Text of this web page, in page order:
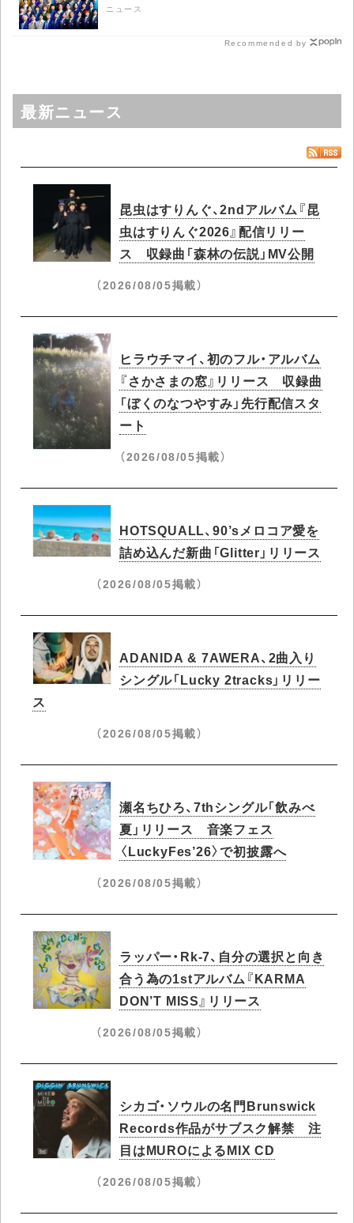
ニュース
Recommended by
最新ニュース
昆虫はすりんぐ、2ndアルバム『昆
虫はすりんぐ2026』配信リリー
ス 収録曲「森林の伝説」MV公開
（2026/08/05掲載）
ヒラウチマイ、初のフル・アルバム
『さかさまの窓』リリース 収録曲
「ぼくのなつやすみ」先行配信スタ
ート
（2026/08/05掲載）
HOTSQUALL、90’sメロコア愛を
詰め込んだ新曲「Glitter」リリース
（2026/08/05掲載）
ADANIDA & 7AWERA、2曲入り
シングル「Lucky 2tracks」リリー
ス
（2026/08/05掲載）
瀬名ちひろ、7thシングル「飲みべ
夏」リリース 音楽フェス
〈LuckyFes’26〉で初披露へ
（2026/08/05掲載）
ラッパー・Rk-7、自分の選択と向き
合う為の1stアルバム『KARMA
DON’T MISS』リリース
（2026/08/05掲載）
シカゴ・ソウルの名門Brunswick
Records作品がサブスク解禁 注
目はMUROによるMIX CD
（2026/08/05掲載）